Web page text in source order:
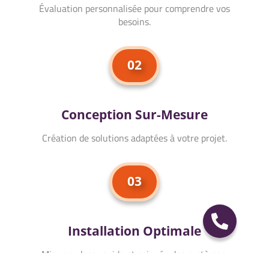
Évaluation personnalisée pour comprendre vos
besoins.
02
Conception Sur-Mesure
Création de solutions adaptées à votre projet.
03
Installation Optimale